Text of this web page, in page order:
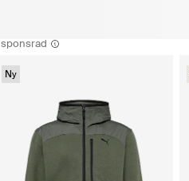
sponsrad
Ny